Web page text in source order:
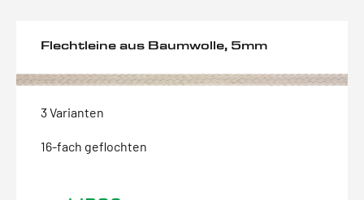
Flechtleine aus Baumwolle, 5mm
3 Varianten
16-fach geflochten